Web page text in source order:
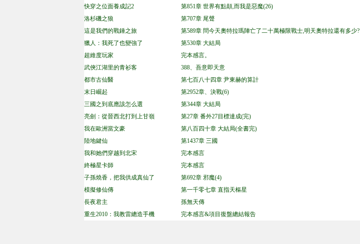
快穿之位面養成記2
第851章 世界有點顛,而我是惡魔(26)
洛杉磯之狼
第707章 尾聲
這是我們的戰錘之旅
第589章 問今天奧特拉瑪陣亡了二十萬極限戰士,明天奧特拉還有多少?
獵人：我死了也變強了
第530章 大結局
超維度玩家
完本感言。
武俠江湖里的青衫客
388、吾意即天意
都市古仙醫
第七百八十四章 尹東赫的算計
末日崛起
第2952章、決戰(6)
三國之到底應該怎么選
第344章 大結局
亮劍：從晉西北打到上甘嶺
第27章 番外27目標達成(完)
我在歐洲當文豪
第八百四十章 大結局(全書完)
陸地鍵仙
第1437章 三國
我和她們穿越到北宋
完本感言
終極星卡師
完本感言
子孫燒香，把我供成真仙了
第692章 邪魔(4)
模擬修仙傳
第一千零七章 直指天樞星
長夜君主
孫無天傳
重生2010：我教雷總造手機
完本感言&項目復盤總結報告